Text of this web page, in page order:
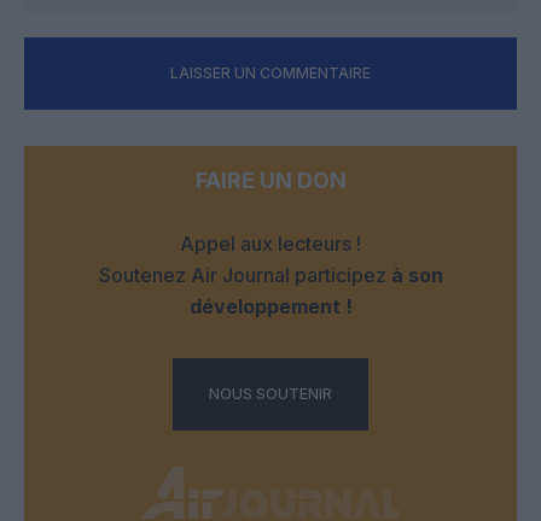
LAISSER UN COMMENTAIRE
FAIRE UN DON
Appel aux lecteurs !
Soutenez Air Journal participez à son
développement !
NOUS SOUTENIR